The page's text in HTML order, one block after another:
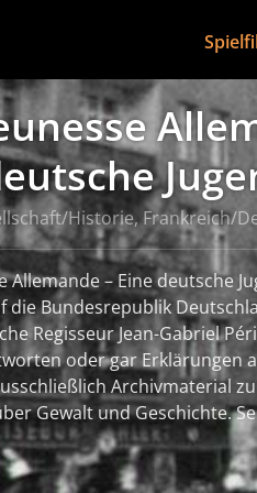
Historie, Frankreich/
Allemande – Eine deutsche
die Bundesrepublik
Regisseur Jean-Gabriel
oder gar Erklärungen
Archivmaterial
Gewalt und Geschichte.
Staat und RAF, der
nur in den Medien,